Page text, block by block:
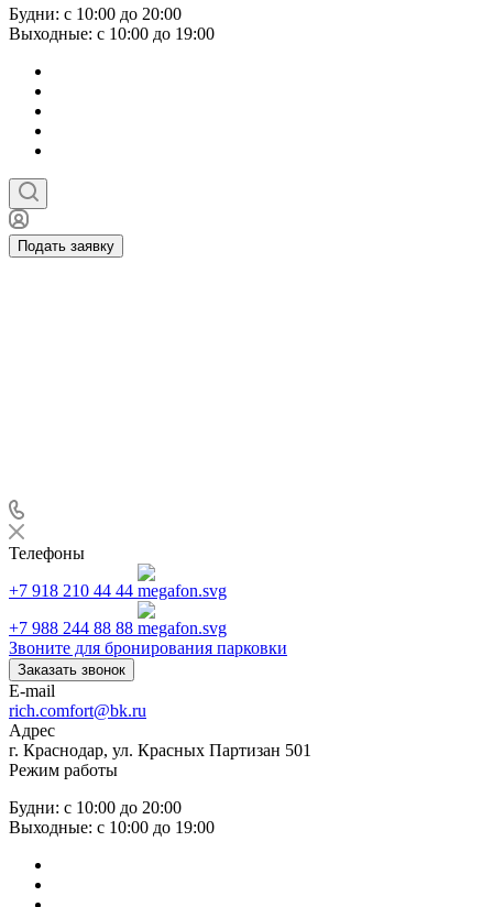
Будни: с 10:00 до 20:00
Выходные: с 10:00 до 19:00
Подать заявку
Телефоны
+7 918 210 44 44
+7 988 244 88 88
Звоните для бронирования парковки
Заказать звонок
E-mail
rich.comfort@bk.ru
Адрес
г. Краснодар, ул. Красных Партизан 501
Режим работы
Будни: с 10:00 до 20:00
Выходные: с 10:00 до 19:00